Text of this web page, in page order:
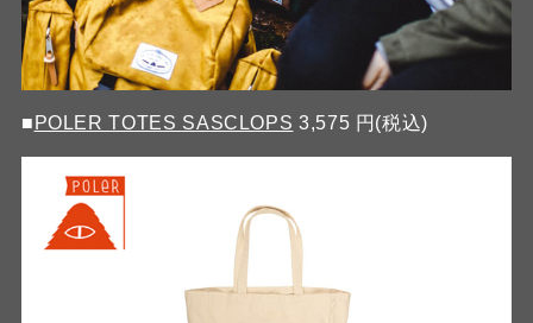
■ POLER TOTES SASCLOPS 3,575 円(税込)